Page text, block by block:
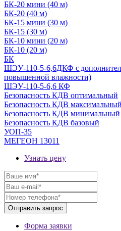
БК-20 мини (40 м)
БК-20 (40 м)
БК-15 мини (30 м)
БК-15 (30 м)
БК-10 мини (20 м)
БК-10 (20 м)
БК
ШЭУ-110-5-6,6ДКФ с
повышенной влажности)
ШЭУ-110-5-6,6 КФ
Безопасность КДВ оптимальный
Безопасность КДВ максимальный
Безопасность КДВ минимальный
Безопасность КДВ базовый
УОП-35
МЕГЕОН 13011
Узнать цену
Форма заявки